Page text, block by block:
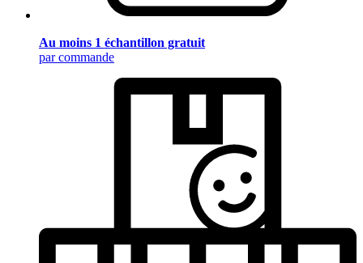
Au moins 1 échantillon gratuit
par commande